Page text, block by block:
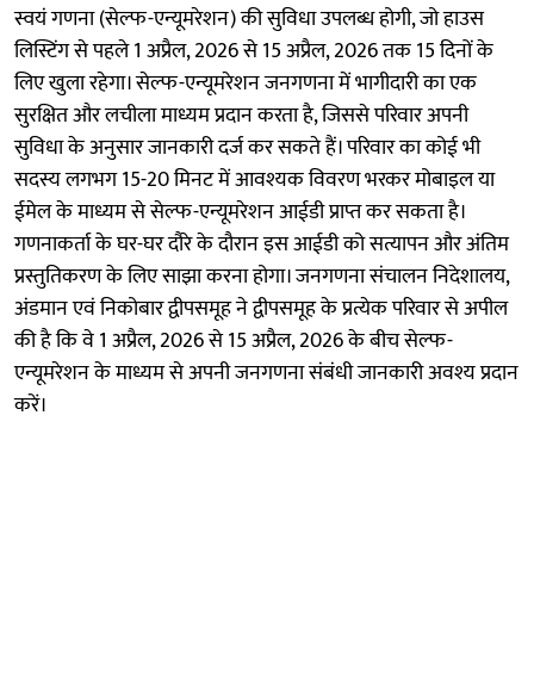
स्वयं गणना (सेल्फ-एन्यूमरेशन) की सुविधा उपलब्ध होगी, जो हाउस
लिस्टिंग से पहले 1 अप्रैल, 2026 से 15 अप्रैल, 2026 तक 15 दिनों के
लिए खुला रहेगा। सेल्फ-एन्यूमरेशन जनगणना में भागीदारी का एक
सुरक्षित और लचीला माध्यम प्रदान करता है, जिससे परिवार अपनी
सुविधा के अनुसार जानकारी दर्ज कर सकते हैं। परिवार का कोई भी
सदस्य लगभग 15-20 मिनट में आवश्यक विवरण भरकर मोबाइल या
ईमेल के माध्यम से सेल्फ-एन्यूमरेशन आईडी प्राप्त कर सकता है।
गणनाकर्ता के घर-घर दौरे के दौरान इस आईडी को सत्यापन और अंतिम
प्रस्तुतिकरण के लिए साझा करना होगा। जनगणना संचालन निदेशालय,
अंडमान एवं निकोबार द्वीपसमूह ने द्वीपसमूह के प्रत्येक परिवार से अपील
की है कि वे 1 अप्रैल, 2026 से 15 अप्रैल, 2026 के बीच सेल्फ-
एन्यूमरेशन के माध्यम से अपनी जनगणना संबंधी जानकारी अवश्य प्रदान
करें।